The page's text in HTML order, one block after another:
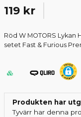
119 kr
Röd W MOTORS
setet Fast & Furious
Produkten har
Tyvärr har denna